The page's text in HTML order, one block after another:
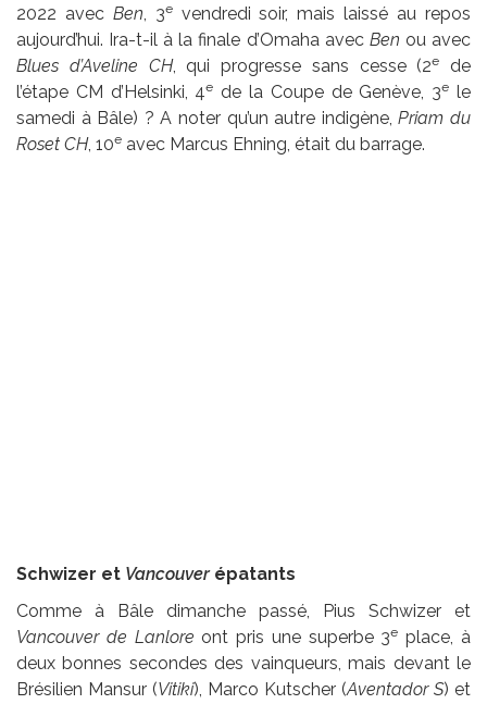
2022 avec Ben, 3evendredi soir, mais laissé au repos
aujourd’hui. Ira-t-il à la finale d’Omaha avec Ben ou avec
Blues d’Aveline CH, qui progresse sans cesse (2e
de
l’étape CM d’Helsinki, 4e de la Coupe de Genève, 3e le
samedi à Bâle) ? A noter qu’un autre indigène,Priam du
Roset CH, 10e avec Marcus Ehning, était du barrage.
Schwizer et Vancouverépatants
Comme à Bâle dimanche passé, Pius Schwizer et
Vancouver de Lanlore ont pris une superbe 3e place, à
deux bonnes secondes des vainqueurs, mais devant le
Brésilien Mansur (Vitiki), Marco Kutscher (Aventador S) et